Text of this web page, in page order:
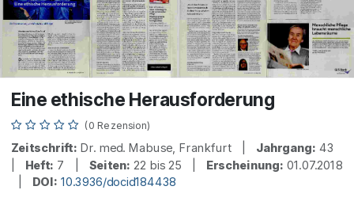
Eine ethische Herausforderung
(0 Rezension)
Zeitschrift: Dr. med. Mabuse, Frankfurt | Jahrgang: 43
Heft: 7 | Seiten: 22 bis 25 | Erscheinung: 01.07.2018
DOI: 10.3936/docid184438